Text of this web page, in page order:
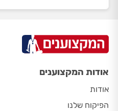
אודות המקצוענים
אודות
הפיקוח שלנו